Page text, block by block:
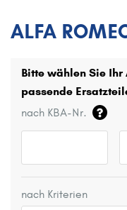
ALFA
Bitte wählen Sie Ihr
passende
nach KBA-Nr.
nach Kriterien